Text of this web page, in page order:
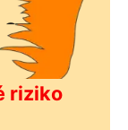
riziko